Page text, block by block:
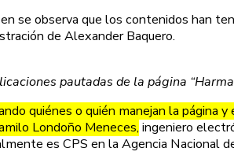
se observa que los contenidos han
de Alexander Baquero.
pautadas de la página
quiénes o quién manejan la página
Londoño Meneces, ingeniero
es CPS en la Agencia Nacional